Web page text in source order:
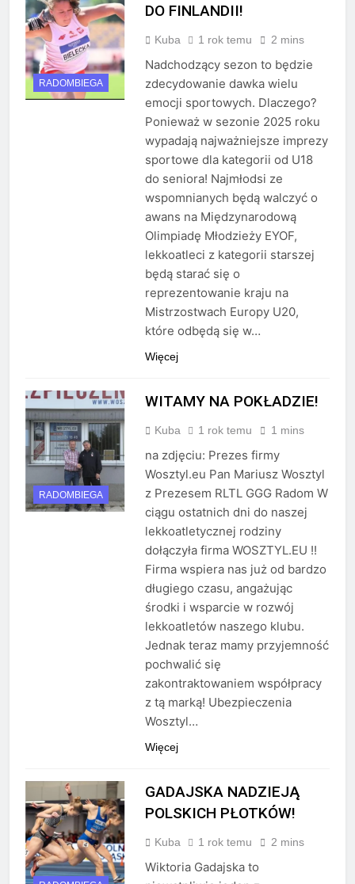
RADOMBIEGA
DO FINLANDII!
Kuba 1 rok temu 2 mins
Nadchodzący sezon to będzie
zdecydowanie dawka wielu
emocji sportowych. Dlaczego?
Ponieważ w sezonie 2025 roku
wypadają najważniejsze imprezy
sportowe dla kategorii od U18
do seniora! Najmłodsi ze
wspomnianych będą walczyć o
awans na Międzynarodową
Olimpiadę Młodzieży EYOF,
lekkoatleci z kategorii starszej
będą starać się o
reprezentowanie kraju na
Mistrzostwach Europy U20,
które odbędą się w…
Więcej
RADOMBIEGA
WITAMY NA POKŁADZIE!
Kuba 1 rok temu 1 mins
na zdjęciu: Prezes firmy
Wosztyl.eu Pan Mariusz Wosztyl
z Prezesem RLTL GGG Radom W
ciągu ostatnich dni do naszej
lekkoatletycznej rodziny
dołączyła firma WOSZTYL.EU !!
Firma wspiera nas już od bardzo
długiego czasu, angażując
środki i wsparcie w rozwój
lekkoatletów naszego klubu.
Jednak teraz mamy przyjemność
pochwalić się
zakontraktowaniem współpracy
z tą marką! Ubezpieczenia
Wosztyl…
Więcej
GADAJSKA NADZIEJĄ
POLSKICH PŁOTKÓW!
Kuba 1 rok temu 2 mins
Wiktoria Gadajska to